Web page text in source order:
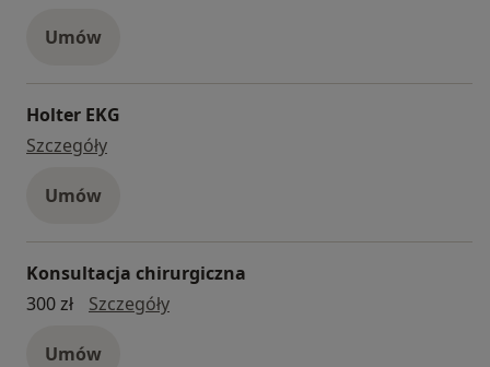
Umów
Holter EKG
SzczegółyHolter EKG
Umów
Konsultacja chirurgiczna
300 zł
SzczegółyKonsultacja chirurgiczna
Umów